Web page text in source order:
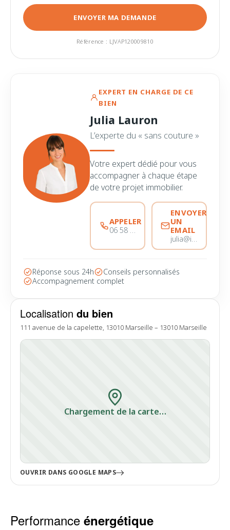
ENVOYER MA DEMANDE
Référence : LJVAP120009810
Localisation du bien
111 avenue de la capelette, 13010 Marseille – 13010 Marseille
Chargement de la carte…
OUVRIR DANS GOOGLE MAPS
EXPERT EN CHARGE DE CE
BIEN
Julia Lauron
L’experte du « sans couture »
Votre expert dédié pour vous
accompagner à chaque étape
de votre projet immobilier.
APPELER
06 58 44 28 28
ENVOYER
UN
EMAIL
julia@immobiliere-pujol.fr
Réponse sous 24h
Conseils personnalisés
Accompagnement complet
Performance énergétique